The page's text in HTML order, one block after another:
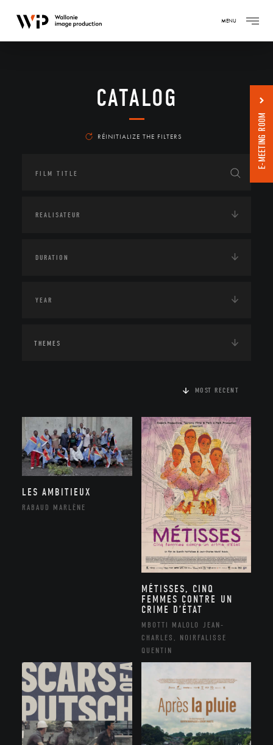
MENU
CATALOG
RÉINITIALIZE THE FILTERS
THEMES
MOST RECENT
LES AMBITIEUX
RABAUD MARLÈNE
MÉTISSES, CINQ
FEMMES CONTRE UN
CRIME D’ÉTAT
MBOTTI MALOLO JEAN-
CHARLES, NOIRFALISSE
QUENTIN
E-MEETING ROOM